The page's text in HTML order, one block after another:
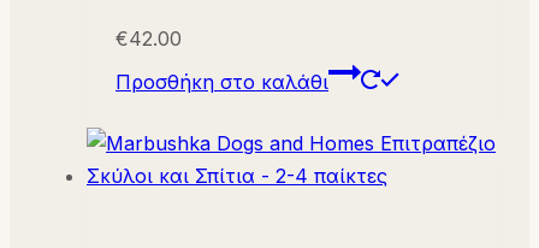
€42.00
Προσθήκη στο καλάθι